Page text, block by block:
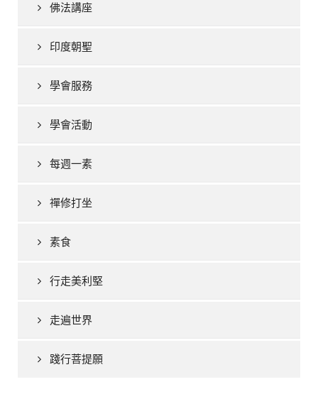
佛法講座
印度朝聖
學會服務
學會活動
每週一素
禪修打坐
素食
行走美利堅
走遍世界
踐行菩提願